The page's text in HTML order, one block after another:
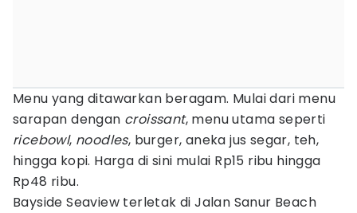
Menu yang ditawarkan beragam. Mulai dari menu
sarapan dengan croissant, menu utama seperti
ricebowl, noodles, burger, aneka jus segar, teh,
hingga kopi. Harga di sini mulai Rp15 ribu hingga
Rp48 ribu.
Bayside Seaview terletak di Jalan Sanur Beach